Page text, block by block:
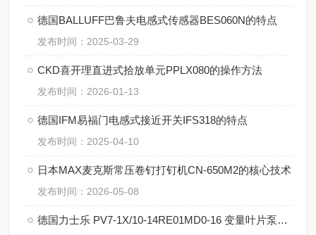
德国BALLUFF巴鲁夫电感式传感器BES060N的特点
发布时间：2025-03-29
CKD喜开理直进式拾放单元PPLX080的操作方法
发布时间：2026-01-13
德国IFM易福门电感式接近开关IFS318的特点
发布时间：2025-04-10
日本MAX麦克斯常压卷钉打钉机CN-650M2的核心技术
发布时间：2026-05-08
德国力士乐 PV7-1X/10-14RE01MD0-16 变量叶片泵的技术支持